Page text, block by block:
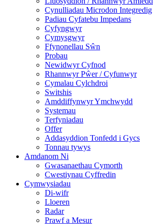
Cynulliadau Microdon Integredig
Padiau Cyfatebu Impedans
Cyfyngwyr
Cymysgwyr
Ffynonellau Sŵn
Probau
Newidwyr Cyfnod
Rhannwyr Pŵer / Cyfunwyr
Cymalau Cylchdroi
Switshis
Amddiffynwyr Ymchwydd
Systemau
Terfyniadau
Offer
Addasyddion Tonfedd i Gycs
Tonnau tywys
Amdanom Ni
Gwasanaethau Cymorth
Cwestiynau Cyffredin
Cymwysiadau
Di-wifr
Lloeren
Radar
Prawf a Mesur